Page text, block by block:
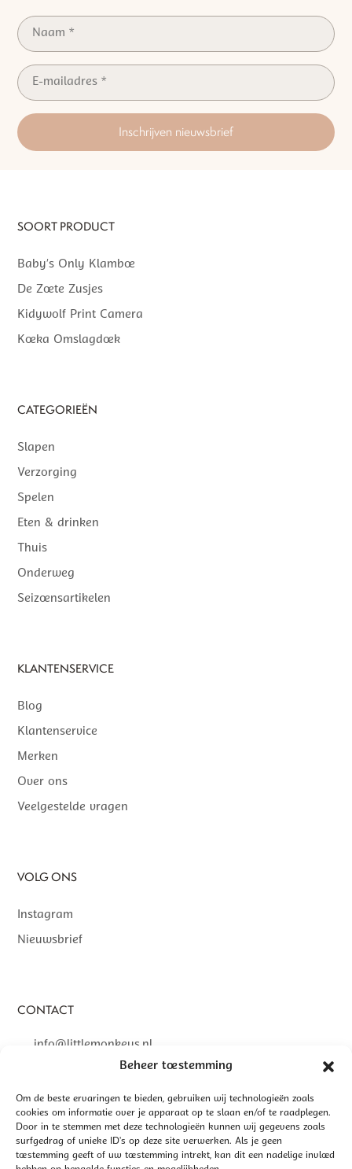
Beheer toestemming
Om de beste ervaringen te bieden, gebruiken wij technologieën zoals
cookies om informatie over je apparaat op te slaan en/of te raadplegen.
Door in te stemmen met deze technologieën kunnen wij gegevens zoals
surfgedrag of unieke ID's op deze site verwerken. Als je geen
toestemming geeft of uw toestemming intrekt, kan dit een nadelige invloed
Inschrijven nieuwsbrief
SOORT PRODUCT
Baby’s Only Klamboe
De Zoete Zusjes
Kidywolf Print Camera
Koeka Omslagdoek
CATEGORIEËN
Slapen
Verzorging
Spelen
Eten & drinken
Thuis
Onderweg
Seizoensartikelen
KLANTENSERVICE
Blog
Klantenservice
Merken
Over ons
Veelgestelde vragen
VOLG ONS
Instagram
Nieuwsbrief
CONTACT
info@littlemonkeys.nl
©2026 LITTLE MONKEYS | GEREALISEERD DOORINTERLY
ALGEMENE VOORWAARDEN